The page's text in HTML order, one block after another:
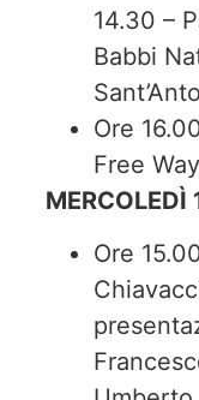
14.30 –
Babbi
Ore
Free Way
MERCOLEDÌ
Ore